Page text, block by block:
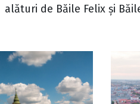
alături de Băile Felix și